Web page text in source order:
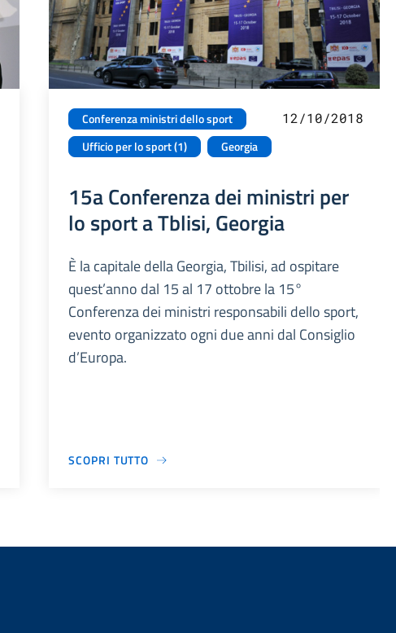
Conferenza ministri dello sport
Ufficio per lo sport (1)
Georgia
12/10/2018
15a Conferenza dei ministri per
lo sport a Tblisi, Georgia
È la capitale della Georgia, Tbilisi, ad ospitare
quest’anno dal 15 al 17 ottobre la 15°
Conferenza dei ministri responsabili dello sport,
evento organizzato ogni due anni dal Consiglio
d’Europa.
SCOPRI TUTTO